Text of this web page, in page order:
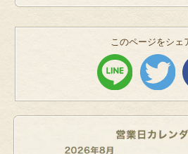
このページをシェ